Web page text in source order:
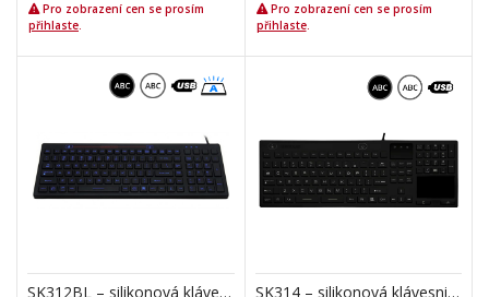
Pro zobrazení cen se prosím
přihlaste.
Pro zobrazení cen se prosím
přihlaste.
SK312BL – silikonová klávesnice SK314 – silikonová klávesnice s touchpadem, CZ